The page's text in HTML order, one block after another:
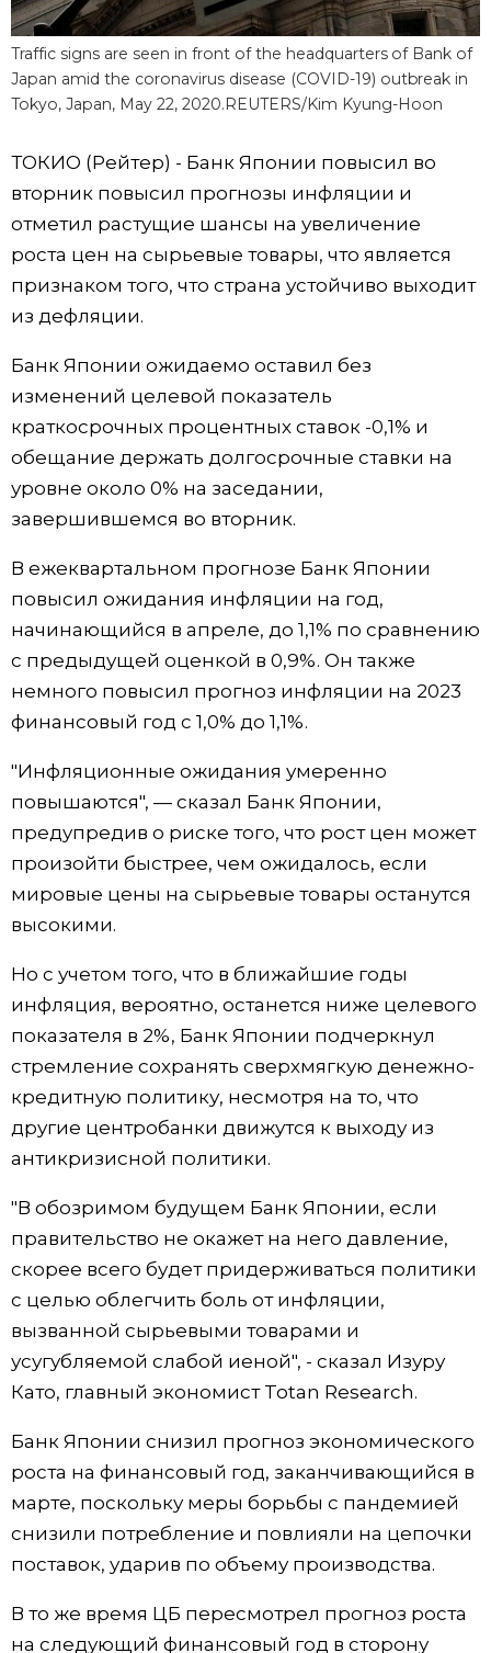
Экономика
Общество
Культура
Жизнь
Технологии
От редакции
Семья
Еда и напитки
Traffic signs are seen in front of the headquarters of Bank of
Japan amid the coronavirus disease (COVID-19) outbreak in
Tokyo, Japan, May 22, 2020.REUTERS/Kim Kyung-Hoon
ТОКИО (Рейтер) - Банк Японии повысил во
вторник повысил прогнозы инфляции и
отметил растущие шансы на увеличение
роста цен на сырьевые товары, что является
признаком того, что страна устойчиво выходит
из дефляции.
Банк Японии ожидаемо оставил без
изменений целевой показатель
краткосрочных процентных ставок -0,1% и
обещание держать долгосрочные ставки на
уровне около 0% на заседании,
завершившемся во вторник.
В ежеквартальном прогнозе Банк Японии
повысил ожидания инфляции на год,
начинающийся в апреле, до 1,1% по сравнению
с предыдущей оценкой в 0,9%. Он также
немного повысил прогноз инфляции на 2023
финансовый год с 1,0% до 1,1%.
"Инфляционные ожидания умеренно
повышаются", — сказал Банк Японии,
предупредив о риске того, что рост цен может
произойти быстрее, чем ожидалось, если
мировые цены на сырьевые товары останутся
высокими.
Но с учетом того, что в ближайшие годы
инфляция, вероятно, останется ниже целевого
показателя в 2%, Банк Японии подчеркнул
стремление сохранять сверхмягкую денежно-
кредитную политику, несмотря на то, что
другие центробанки движутся к выходу из
антикризисной политики.
"В обозримом будущем Банк Японии, если
правительство не окажет на него давление,
скорее всего будет придерживаться политики
с целью облегчить боль от инфляции,
вызванной сырьевыми товарами и
усугубляемой слабой иеной", - сказал Изуру
Като, главный экономист Totan Research.
Банк Японии снизил прогноз экономического
роста на финансовый год, заканчивающийся в
марте, поскольку меры борьбы с пандемией
снизили потребление и повлияли на цепочки
поставок, ударив по объему производства.
В то же время ЦБ пересмотрел прогноз роста
на следующий финансовый год в сторону